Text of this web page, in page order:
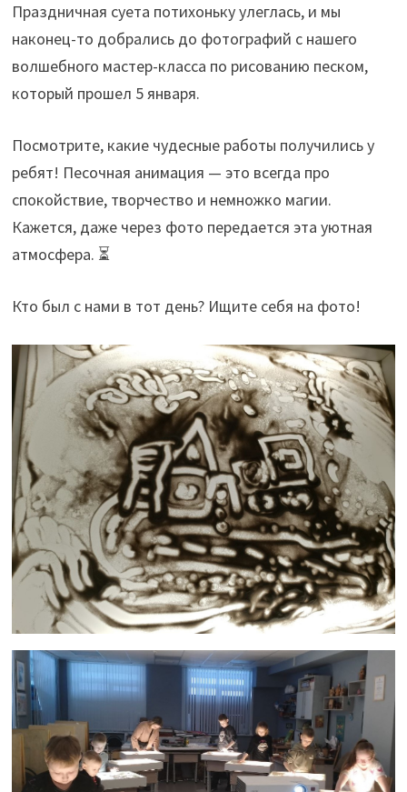
Праздничная суета потихоньку улеглась, и мы
наконец-то добрались до фотографий с нашего
волшебного мастер-класса по рисованию песком,
который прошел 5 января.
Посмотрите, какие чудесные работы получились у
ребят! Песочная анимация — это всегда про
спокойствие, творчество и немножко магии.
Кажется, даже через фото передается эта уютная
атмосфера. ⏳
Кто был с нами в тот день? Ищите себя на фото!